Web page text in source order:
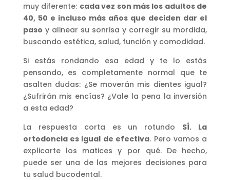
muy diferente: cada vez son más los adultos de
40, 50 e incluso más años que deciden dar el
paso y alinear su sonrisa y corregir su mordida,
buscando estética, salud, función y comodidad.
Si estás rondando esa edad y te lo estás
pensando, es completamente normal que te
asalten dudas: ¿Se moverán mis dientes igual?
¿Sufrirán mis encías? ¿Vale la pena la inversión
a esta edad?
La respuesta corta es un rotundo SÍ. La
ortodoncia es igual de efectiva. Pero vamos a
explicarte los matices y por qué. De hecho,
puede ser una de las mejores decisiones para
tu salud bucodental.